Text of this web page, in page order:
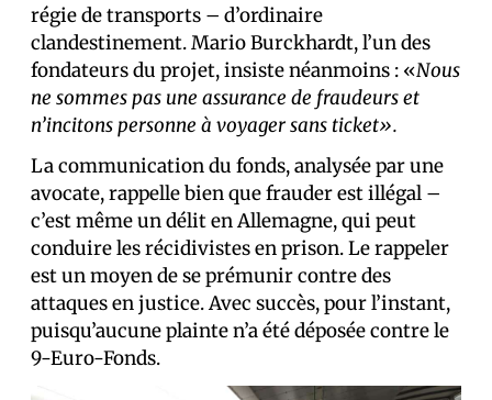
régie de transports – d’ordinaire
clandestinement. Mario Burckhardt, l’un des
fondateurs du projet, insiste néanmoins : «Nous
ne sommes pas une assurance de fraudeurs et
n’incitons personne à voyager sans ticket».
La communication du fonds, analysée par une
avocate, rappelle bien que frauder est illégal –
c’est même un délit en Allemagne, qui peut
conduire les récidivistes en prison. Le rappeler
est un moyen de se prémunir contre des
attaques en justice. Avec succès, pour l’instant,
puisqu’aucune plainte n’a été déposée contre le
9-Euro-Fonds.